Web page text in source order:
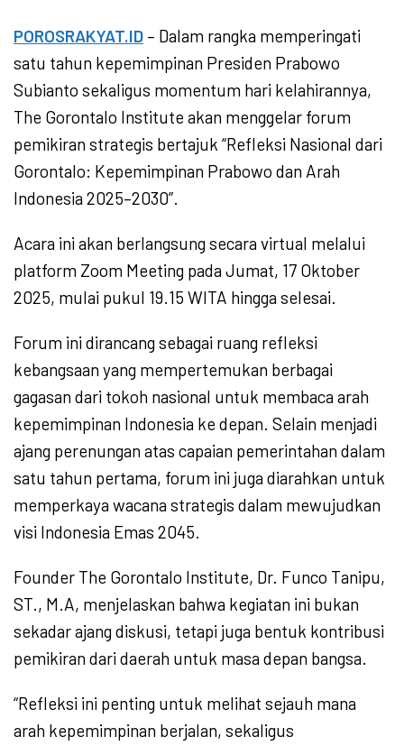
POROSRAKYAT.ID – Dalam rangka memperingati
satu tahun kepemimpinan Presiden Prabowo
Subianto sekaligus momentum hari kelahirannya,
The Gorontalo Institute akan menggelar forum
pemikiran strategis bertajuk “Refleksi Nasional dari
Gorontalo: Kepemimpinan Prabowo dan Arah
Indonesia 2025–2030”.
Acara ini akan berlangsung secara virtual melalui
platform Zoom Meeting pada Jumat, 17 Oktober
2025, mulai pukul 19.15 WITA hingga selesai.
Forum ini dirancang sebagai ruang refleksi
kebangsaan yang mempertemukan berbagai
gagasan dari tokoh nasional untuk membaca arah
kepemimpinan Indonesia ke depan. Selain menjadi
ajang perenungan atas capaian pemerintahan dalam
satu tahun pertama, forum ini juga diarahkan untuk
memperkaya wacana strategis dalam mewujudkan
visi Indonesia Emas 2045.
Founder The Gorontalo Institute, Dr. Funco Tanipu,
ST., M.A, menjelaskan bahwa kegiatan ini bukan
sekadar ajang diskusi, tetapi juga bentuk kontribusi
pemikiran dari daerah untuk masa depan bangsa.
“Refleksi ini penting untuk melihat sejauh mana
arah kepemimpinan berjalan, sekaligus